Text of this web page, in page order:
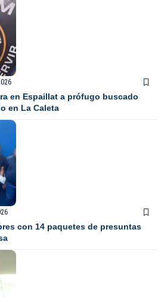
en Espaillat a prófugo buscado
en La Caleta
con 14 paquetes de presuntas